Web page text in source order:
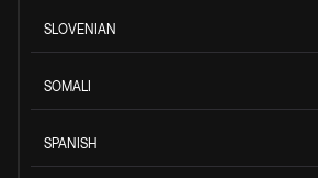
SLOVENIAN
SOMALI
SPANISH